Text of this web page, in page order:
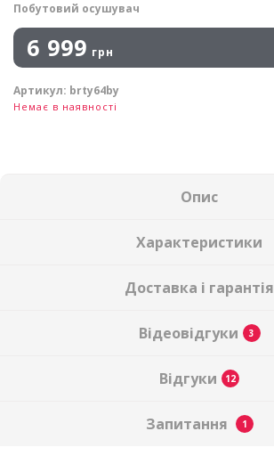
Побутовий осушувач
6 999 грн
Немає в наявності
Артикул: brty64by
Опис
Характеристики
Доставка і гарантія
Відеовідгуки 3
Відгуки 12
Запитання 1